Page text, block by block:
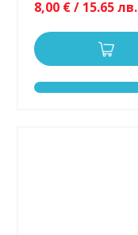
8,00 € / 15.65 лв.